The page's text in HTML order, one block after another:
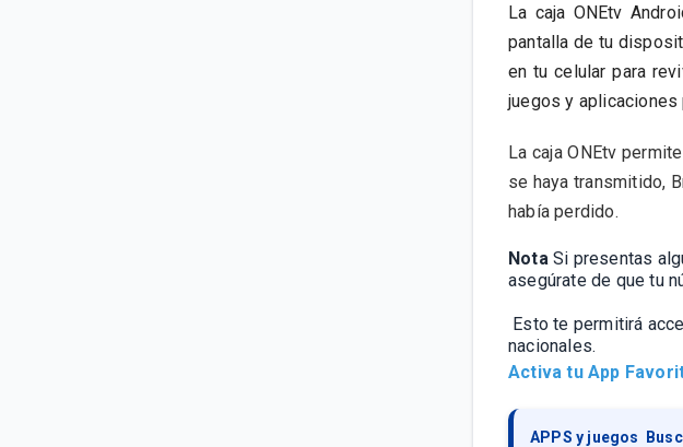
La caja ONEtv
pantalla de tu
en tu celular para
juegos y aplicaciones
La caja ONEtv
se haya transmitido,
había perdido.
Nota Si presentas
asegúrate de que tu
Esto te permitirá
nacionales.
Activa tu App
APPS y juegos